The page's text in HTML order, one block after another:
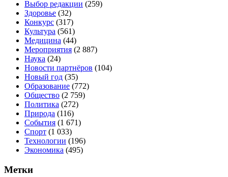
Выбор редакции (259)
Здоровье (32)
Конкурс (317)
Культура (561)
Медицина (44)
Мероприятия (2 887)
Наука (24)
Новости партнёров (104)
Новый год (35)
Образование (772)
Общество (2 759)
Политика (272)
Природа (116)
События (1 671)
Спорт (1 033)
Технологии (196)
Экономика (495)
Метки